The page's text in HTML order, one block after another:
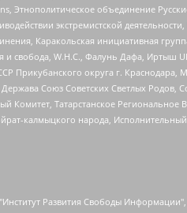
Этнополитическое объединение
экстремистской
Каракольская инициативная
и свобода, W.H.С., Фалунь Дафа, Иртыш
округа г. Краснодара,
Союз Советских Светлых Родов,
Татарстанское Региональное
калмыцкого народа,
с ограниченной ответственностью "Данное сообщение", Общество с ограниченной ответственностью Издательский дом "Новая глава", Айнбиндер Александра Александровна, Московский комьюнити-центр для ЛГБТ+инициатив, Благотворительный фонд развития филантропии, Deutsche Welle (Германия, Kurt-Schumacher-Strasse 3, 53113 Bonn), Борзунова Мария Михайловна, Воробьев Виктор Викторович, Голубева Анна Львовна, Константинова Алла Михайловна, Малкова Ирина Владимировна, Мурадов Мурад Абдулгалимович, Осетинская Елизавета Николаевна, Понасенков Евгений Николаевич, Ганапольский Матвей Юрьевич, Киселев Евгений Алексеевич, Борухович Ирина Григорьевна, Дремин Иван Тимофеевич, Дубровский Дмитрий Викторович, Красноярская региональная общественная организация поддержки и развития альтернативных образовательных технологий и межкультурных коммуникаций "ИНТЕРРА", Маяковская Екатерина Алексеевна, Фейгин Марк Захарович, Филимонов Андрей Викторович, Дзугкоева Регина Николаевна, Доброхотов Роман Александрович, Дудь Юрий Александрович, Елкин Сергей Владимирович, Кругликов Кирилл Игоревич, Сабунаева Мария Леонидовна, Семенов Алексей Владимирович, Шаинян Карен Багратович, Шульман Екатерина Михайловна, Асафьев Артур Валерьевич, Вахштайн Виктор Семенович, Венедиктов Алексей Алексеевич, Лушникова Екатерина Евгеньевна, Волков Леонид Михайлович, Невзоров Александр Глебович, Пархоменко Сергей Борисович, Сироткин Ярослав Николаевич, Кара-Мурза Владимир Владимирович, Баранова Наталья Владимировна, Гозман Леонид Яковлевич, Кагарлицкий Борис Юльевич, Климарев Михаил Валерьевич, Милов Владимир Станиславович, Автономная некоммерческая организация Краснодарский центр современного искусства "Типография", Моргенштерн Алишер Тагирович, Соболь Любовь Эдуардовна, Общество с